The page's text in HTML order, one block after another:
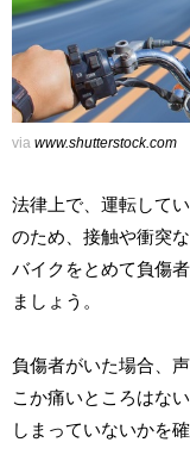
via www.shutterstock.com
法律上で、運転して
のため、接触や衝突
バイクをとめて負傷
ましょう。
負傷者がいた場合、
こか痛いところはな
しまっていないかを